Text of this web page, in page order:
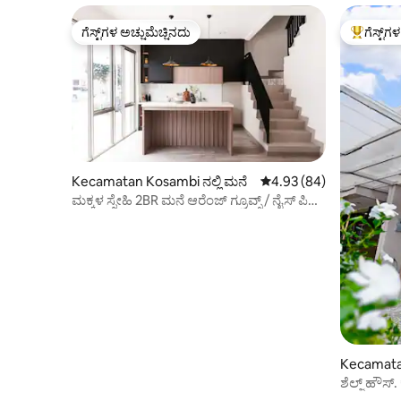
ಗೆಸ್ಟ್‌ಗಳ ಅಚ್ಚುಮೆಚ್ಚಿನದು
ಗೆಸ್ಟ್‌ಗಳ ಅಚ್ಚುಮೆಚ್ಚಿನದು
Kecamatan Kosambi ನಲ್ಲಿ ಮನೆ 5 ರಲ್ಲಿ 4.93 ಸರಾಸರಿ
4.93 (84)
ಮಕ್ಕಳ ಸ್ನೇಹಿ 2BR ಮನೆ ಆರೆಂಜ್ ಗ್ರೂವ್ಸ್ / ನೈಸ್ ಪಿಕ್
ಗೆಸ್ಟ್‌ಗಳಿಗೆ
ಶೆಲ್ಜ್ ಹೌಸ್.